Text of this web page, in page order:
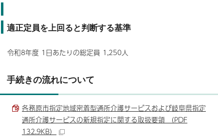
適正定員を上回ると判断する基準
令和8年度 1日あたりの総定員 1,250人
手続きの流れについて
各務原市指定地域密着型通所介護サービスおよび岐阜県指定
通所介護サービスの新規指定に関する取扱要領 （PDF
132.9KB）